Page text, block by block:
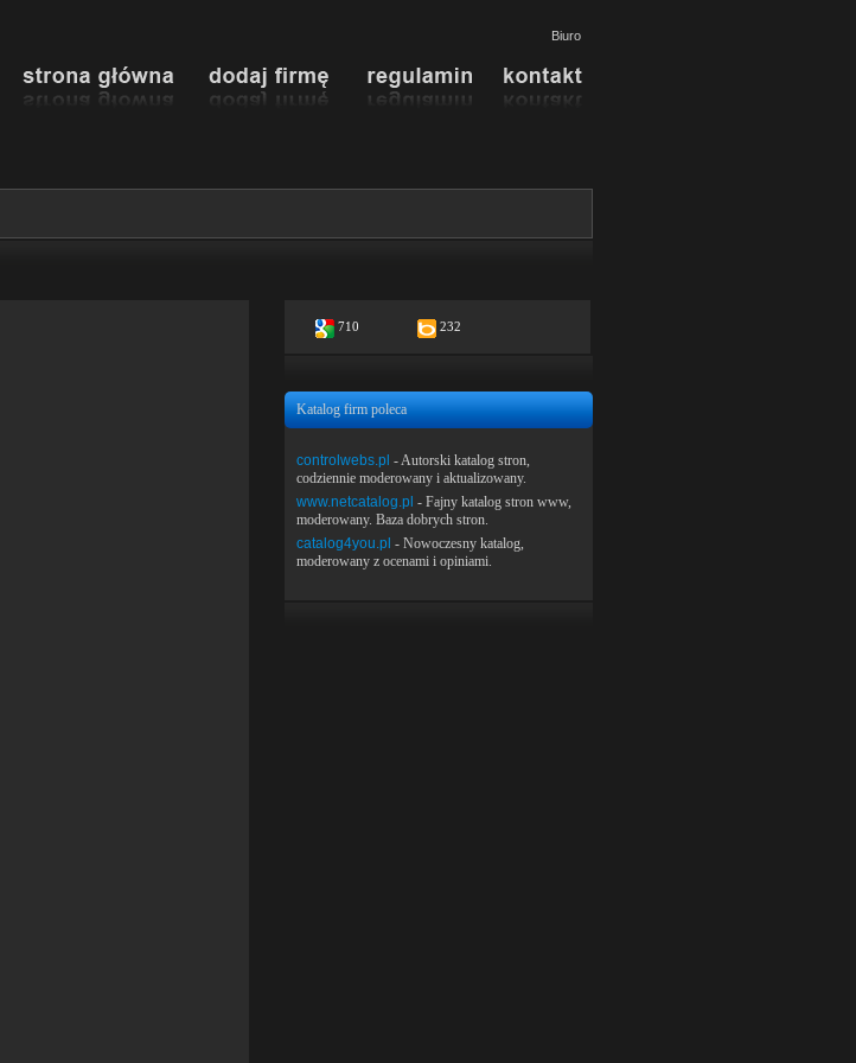
Biuro
710 232
Katalog firm poleca
controlwebs.pl - Autorski katalog stron,
codziennie moderowany i aktualizowany.
www.netcatalog.pl - Fajny katalog stron www,
moderowany. Baza dobrych stron.
catalog4you.pl - Nowoczesny katalog,
moderowany z ocenami i opiniami.